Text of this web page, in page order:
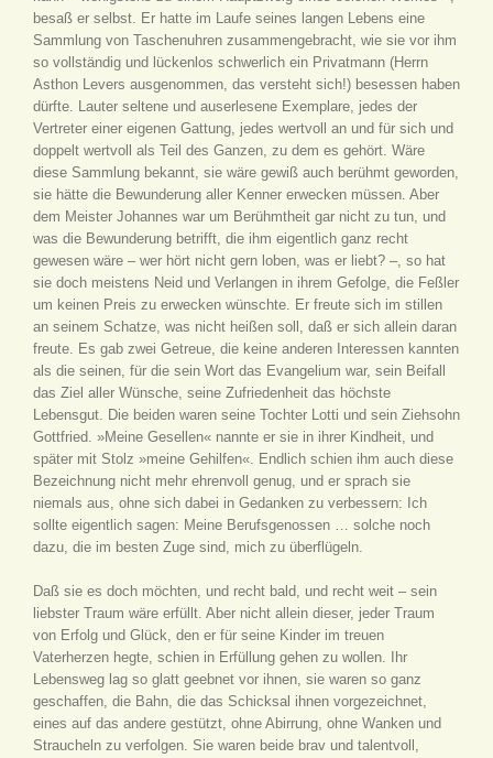
besaß er selbst. Er hatte im Laufe seines langen Lebens eine
Sammlung von Taschenuhren zusammengebracht, wie sie vor ihm
so vollständig und lückenlos schwerlich ein Privatmann (Herrn
Asthon Levers ausgenommen, das versteht sich!) besessen haben
dürfte. Lauter seltene und auserlesene Exemplare, jedes der
Vertreter einer eigenen Gattung, jedes wertvoll an und für sich und
doppelt wertvoll als Teil des Ganzen, zu dem es gehört. Wäre
diese Sammlung bekannt, sie wäre gewiß auch berühmt geworden,
sie hätte die Bewunderung aller Kenner erwecken müssen. Aber
dem Meister Johannes war um Berühmtheit gar nicht zu tun, und
was die Bewunderung betrifft, die ihm eigentlich ganz recht
gewesen wäre – wer hört nicht gern loben, was er liebt? –, so hat
sie doch meistens Neid und Verlangen in ihrem Gefolge, die Feßler
um keinen Preis zu erwecken wünschte. Er freute sich im stillen
an seinem Schatze, was nicht heißen soll, daß er sich allein daran
freute. Es gab zwei Getreue, die keine anderen Interessen kannten
als die seinen, für die sein Wort das Evangelium war, sein Beifall
das Ziel aller Wünsche, seine Zufriedenheit das höchste
Lebensgut. Die beiden waren seine Tochter Lotti und sein Ziehsohn
Gottfried. »Meine Gesellen« nannte er sie in ihrer Kindheit, und
später mit Stolz »meine Gehilfen«. Endlich schien ihm auch diese
Bezeichnung nicht mehr ehrenvoll genug, und er sprach sie
niemals aus, ohne sich dabei in Gedanken zu verbessern: Ich
sollte eigentlich sagen: Meine Berufsgenossen … solche noch
dazu, die im besten Zuge sind, mich zu überflügeln.
Daß sie es doch möchten, und recht bald, und recht weit – sein
liebster Traum wäre erfüllt. Aber nicht allein dieser, jeder Traum
von Erfolg und Glück, den er für seine Kinder im treuen
Vaterherzen hegte, schien in Erfüllung gehen zu wollen. Ihr
Lebensweg lag so glatt geebnet vor ihnen, sie waren so ganz
geschaffen, die Bahn, die das Schicksal ihnen vorgezeichnet,
eines auf das andere gestützt, ohne Abirrung, ohne Wanken und
Straucheln zu verfolgen. Sie waren beide brav und talentvoll,